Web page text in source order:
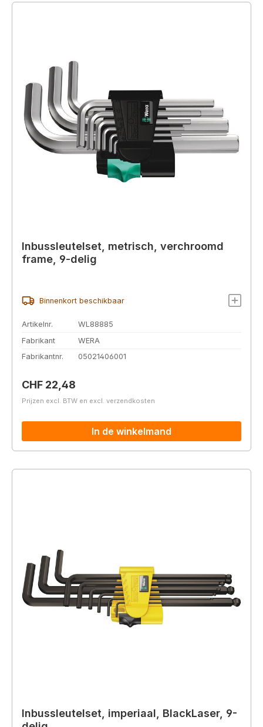
Inbussleutelset, metrisch, verchroomd
frame, 9-delig
Binnenkort beschikbaar
Artikelnr.
WL88885
Fabrikant
WERA
Fabrikantnr.
05021406001
Normale prijs:
CHF 22,48
Prijzen excl. BTW en excl. verzendkosten
In de winkelmand
Inbussleutelset, imperiaal, BlackLaser, 9-